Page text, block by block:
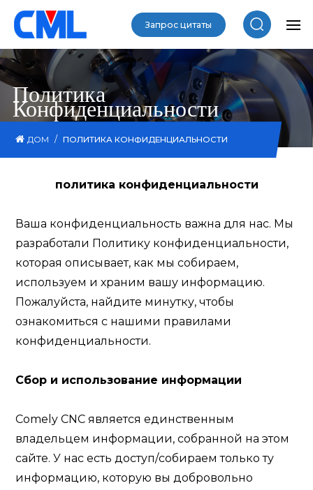
Запрос цитаты
Политика
Конфиденциальности
ДОМ / ПОЛИТИКА КОНФИДЕНЦИАЛЬНОСТИ
политика конфиденциальности
Ваша конфиденциальность важна для нас. Мы
разработали Политику конфиденциальности,
которая описывает, как мы собираем,
используем и храним вашу информацию.
Пожалуйста, найдите минутку, чтобы
ознакомиться с нашими правилами
конфиденциальности.
Сбор и использование информации
Comely CNCявляется единственным
владельцем информации, собранной на этом
сайте. У нас есть доступ/собираем только ту
информацию, которую вы добровольно